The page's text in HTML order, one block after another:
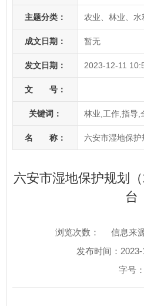
主题分类： 农业、林业、水
成文日期： 暂无
发文日期： 2023-12-11
文 号：
关键词： 林业,工作,指导,
名 称： 六安市湿地保护
六安市湿地保护规划
台
浏览次数：
信息来
发布时间：
字号：